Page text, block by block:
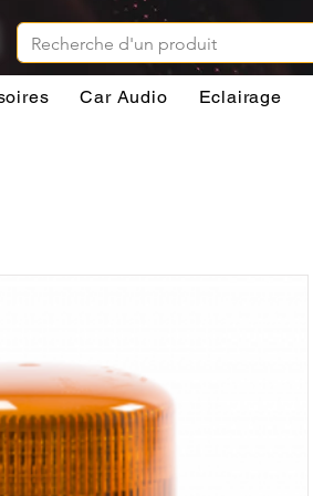
Car Audio Eclairage